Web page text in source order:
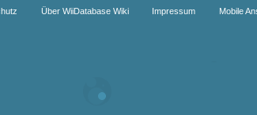
Über WiiDatabase Wiki Impressum Mobile